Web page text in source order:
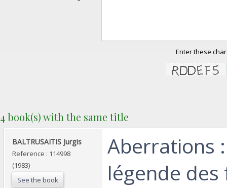
Enter these
4 book(s) with the same title
‎BALTRUSAITIS Jurgis‎
Reference : 114998
(1983)
See the book
‎Aberrations
légende